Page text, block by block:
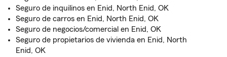
Seguro de inquilinos en Enid, North Enid, OK
Seguro de carros en Enid, North Enid, OK
Seguro de negocios/comercial en Enid, OK
Seguro de propietarios de vivienda en Enid, North
Enid, OK